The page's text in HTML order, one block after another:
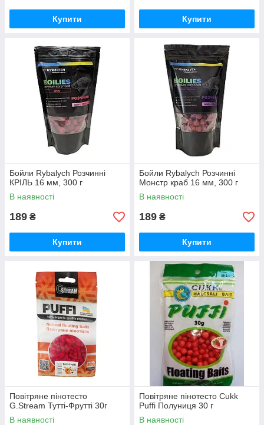
Купити Купити
Бойли Rybalych Розчинні
КРІЛЬ 16 мм, 300 г
В наявності
189 ₴
Купити
Бойли Rybalych Розчинні
Монстр краб 16 мм, 300 г
В наявності
189 ₴
Купити
Повітряне пінотесто
G.Stream Тутті-Фрутті 30г
В наявності
Повітряне пінотесто Cukk
Puffi Полуниця 30 г
В наявності